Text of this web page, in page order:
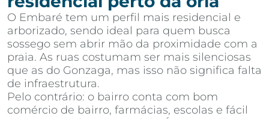
O Embaré tem um perfil mais residencial e
arborizado, sendo ideal para quem busca
sossego sem abrir mão da proximidade com a
praia. As ruas costumam ser mais silenciosas
que as do Gonzaga, mas isso não significa falta
de infraestrutura.
Pelo contrário: o bairro conta com bom
comércio de bairro, farmácias, escolas e fácil